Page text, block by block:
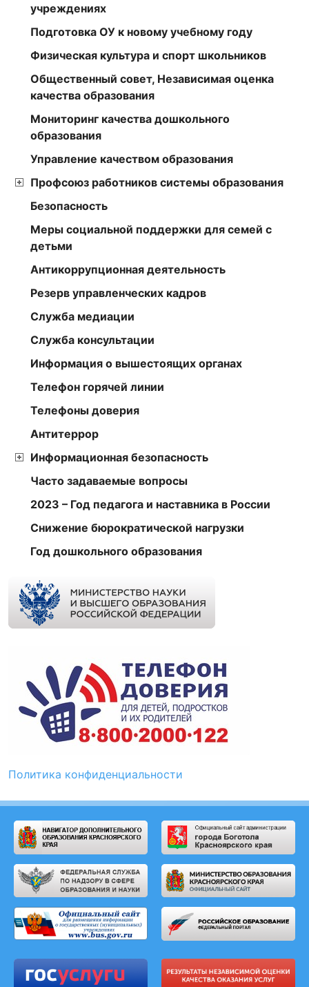
учреждениях
Подготовка ОУ к новому учебному году
Физическая культура и спорт школьников
Общественный совет, Независимая оценка
качества образования
Мониторинг качества дошкольного
образования
Управление качеством образования
Профсоюз работников системы образования
Безопасность
Меры социальной поддержки для семей с
детьми
Антикоррупционная деятельность
Резерв управленческих кадров
Служба медиации
Служба консультации
Информация о вышестоящих органах
Телефон горячей линии
Телефоны доверия
Антитеррор
Информационная безопасность
Часто задаваемые вопросы
2023 – Год педагога и наставника в России
Снижение бюрократической нагрузки
Год дошкольного образования
Политика конфиденциальности